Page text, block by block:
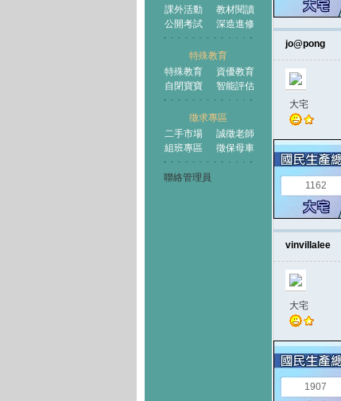
課外活動
教材閱讀
公開考試
深造進修
特殊教育
特殊教育
資優教育
自閉寶寶
智能評估
徵求專區
二手市場
誠徵老師
組班專區
徵保母車
聯絡管理員
jo@pong
大宅
1162
vinvillalee
大宅
1907